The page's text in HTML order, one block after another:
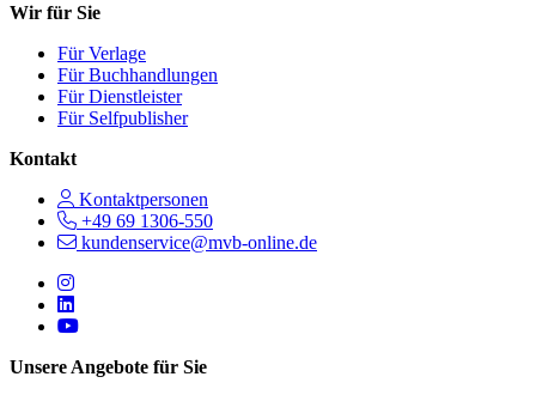
Wir für Sie
Für Verlage
Für Buchhandlungen
Für Dienstleister
Für Selfpublisher
Kontakt
Kontaktpersonen
+49 69 1306-550
kundenservice@mvb-online.de
Follow us on https://www.instagram.com/lifeatmvb/
Follow us on https://www.linkedin.com/company/mvbbooks
Follow us on https://www.youtube.com/@mvbbooks
Unsere Angebote für Sie